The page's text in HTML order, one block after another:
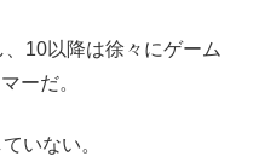
10以降は徐々にゲーム
ーだ。
いない。